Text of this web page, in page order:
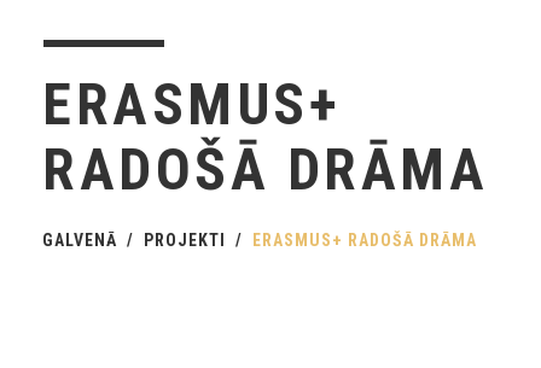
ERASMUS+
RADOŠĀ DRĀMA
GALVENĀ PROJEKTI ERASMUS+ RADOŠĀ DRĀMA